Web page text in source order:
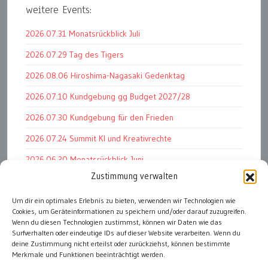
Zustimmung verwalten
Um dir ein optimales Erlebnis zu bieten, verwenden wir Technologien wie
Cookies, um Geräteinformationen zu speichern und/oder darauf zuzugreifen.
Wenn du diesen Technologien zustimmst, können wir Daten wie das
Surfverhalten oder eindeutige IDs auf dieser Website verarbeiten. Wenn du
deine Zustimmung nicht erteilst oder zurückziehst, können bestimmte
Merkmale und Funktionen beeinträchtigt werden.
weitere Events:
2026.07.31 Monatsrückblick Juli
2026.07.29 Tag des Tigers
2026.08.06 Hiroshima-Nagasaki Gedenktag
2026.07.10 Kundgebung gg Budget 2027/28
2026.07.30 Kundgebung für den Frieden
2026.07.24 Summit KI und Kreativrechte
2026.06.30 Monatsrückblick Juni
2026.07.11 Worauf es letztlich ankommt
2026.07.01 Markenwert Studie 2026
2026.07.07 Open Space im Weltmuseum